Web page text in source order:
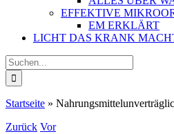
EFFEKTIVE
EM ERKLÄRT
LICHT DAS KRANK
Suche
nach:
Startseite »
Zurück Vor